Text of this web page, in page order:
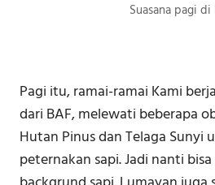
Suasana pagi di
Pagi itu, ramai-ramai Kami
dari BAF, melewati beberapa
Hutan Pinus dan Telaga Sunyi
peternakan sapi. Jadi nanti